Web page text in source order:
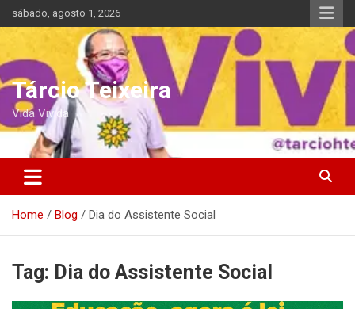
Skip
to
sábado, agosto 1, 2026
Tárcio Teixeira
Vida Vivida
Home Blog Dia do Assistente Social
Tag: Dia do Assistente Social